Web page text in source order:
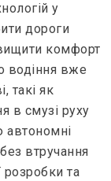
у
дороги
комфорт
водіння вже
такі як
в смузі руху
автономні
втручання
розробки та